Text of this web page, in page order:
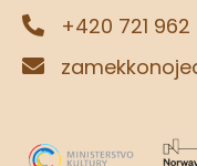
+420 721 962